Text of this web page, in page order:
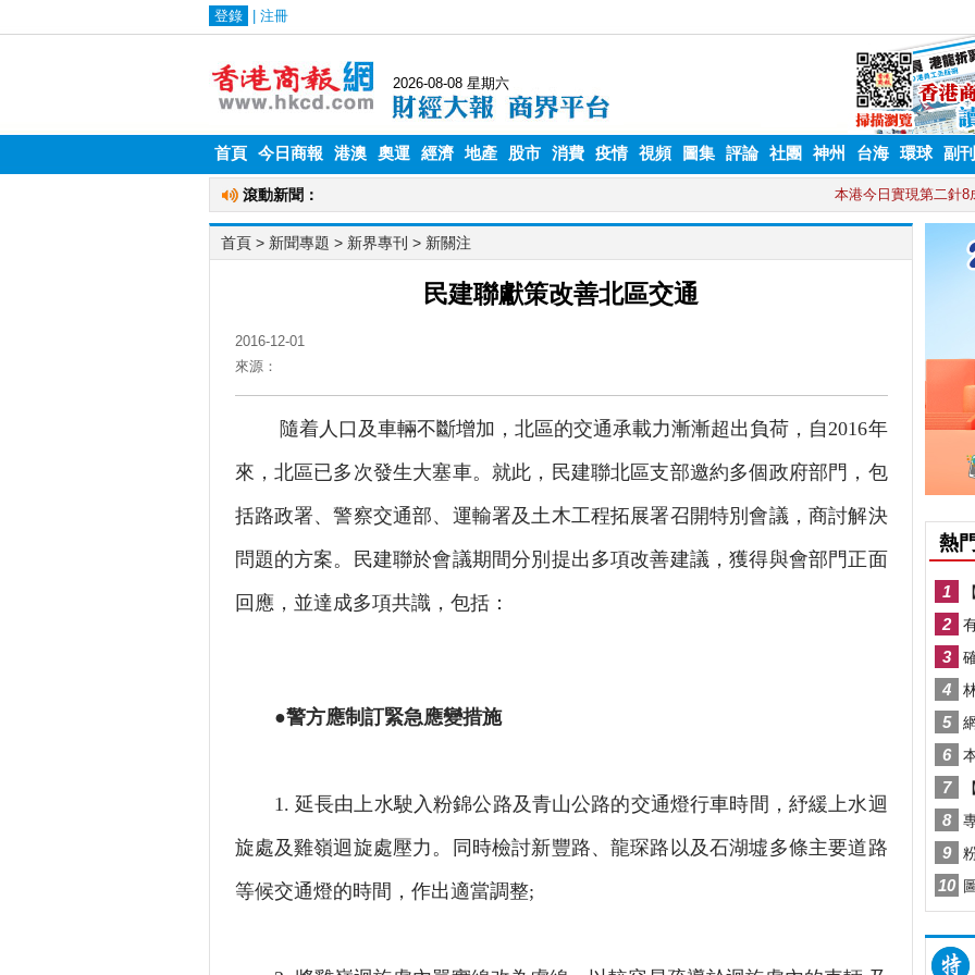
首頁 今日商報 港澳 奧運 經濟 地產 股市 消費 疫情 視頻 圖集 評論 社團 神州 台海 環球 副刊
首頁 > 新聞專題 > 新界專刊 > 新關注
民建聯獻策改善北區交通
2016-12-01
來源：
隨着人口及車輛不斷增加，北區的交通承載力漸漸超出負荷，自2016年
來，北區已多次發生大塞車。就此，民建聯北區支部邀約多個政府部門，包
括路政署、警察交通部、運輸署及土木工程拓展署召開特別會議，商討解決
問題的方案。民建聯於會議期間分別提出多項改善建議，獲得與會部門正面
回應，並達成多項共識，包括：
●警方應制訂緊急應變措施
1. 延長由上水駛入粉錦公路及青山公路的交通燈行車時間，紓緩上水迴
旋處及雞嶺迴旋處壓力。同時檢討新豐路、龍琛路以及石湖墟多條主要道路
等候交通燈的時間，作出適當調整;